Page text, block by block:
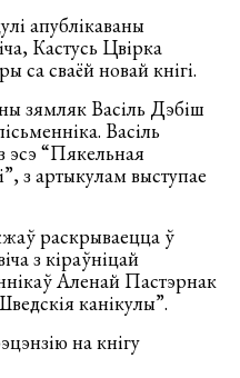
апублікаваны
Кастусь Цвірка
са сваёй новай кнігі.
зямляк Васіль Дэбіш
Васіль
эсэ “Пякельная
з артыкулам выступае
раскрываецца ў
з кіраўніцай
Аленай Пастэрнак
канікулы”.
на кнігу